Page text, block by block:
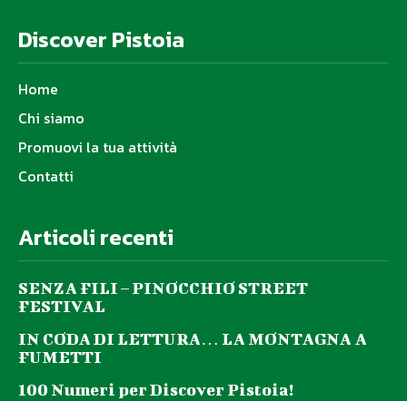
Discover Pistoia
Home
Chi siamo
Promuovi la tua attività
Contatti
Articoli recenti
SENZA FILI – PINOCCHIO STREET
FESTIVAL
IN CODA DI LETTURA… LA MONTAGNA A
FUMETTI
100 Numeri per Discover Pistoia!